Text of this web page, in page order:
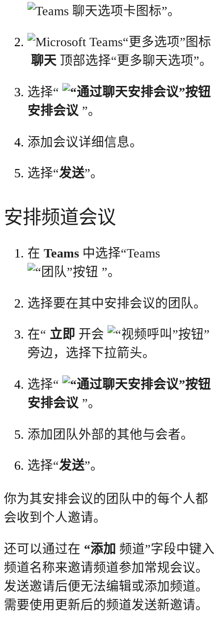
”。
聊天 顶部选择“更多聊天选项”。
选择“
安排会议 ”。
添加会议详细信息。
选择“发送”。
安排频道会议
在 Teams 中选择“Teams
”。
选择要在其中安排会议的团队。
在“ 立即 开会
”
旁边，选择下拉箭头。
选择“
安排会议 ”。
添加团队外部的其他与会者。
选择“发送”。
你为其安排会议的团队中的每个人都
会收到个人邀请。
还可以通过在 “添加 频道”字段中键入
频道名称来邀请频道参加常规会议。
发送邀请后便无法编辑或添加频道。
需要使用更新后的频道发送新邀请。